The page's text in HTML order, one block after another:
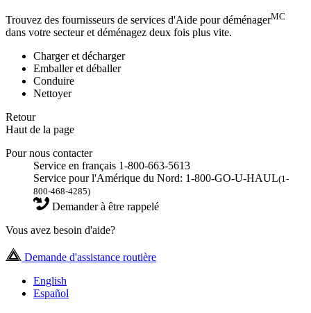
Trouvez des fournisseurs de services d'Aide pour déménagerMC
dans votre secteur et déménagez deux fois plus vite.
Charger et décharger
Emballer et déballer
Conduire
Nettoyer
Retour
Haut de la page
Pour nous contacter
Service en français 1-800-663-5613
Service pour l'Amérique du Nord: 1-800-GO-U-HAUL(1-
800-468-4285)
Demander à être rappelé
Vous avez besoin d'aide?
Demande d'assistance routière
English
Español